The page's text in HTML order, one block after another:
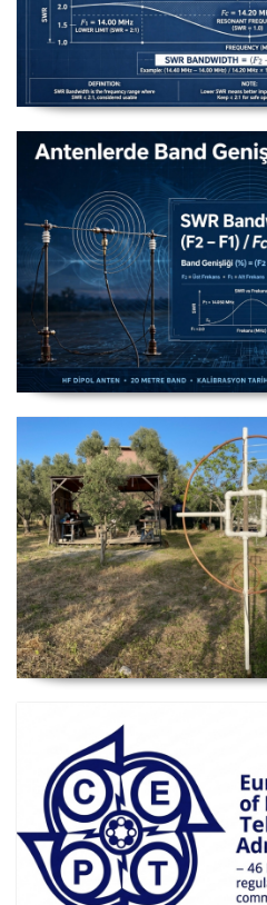
Uzuntel’den Yagi’ye
Antenlerde Band Genişliği
Manyetik Lup Anten